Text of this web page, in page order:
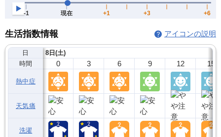
生活指数情報 アイコンの説明
日
時間
熱中症
天気痛
洗濯
8日(土)
0 3 6 9 12 15